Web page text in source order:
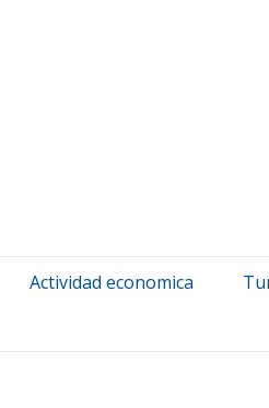
Actividad economica